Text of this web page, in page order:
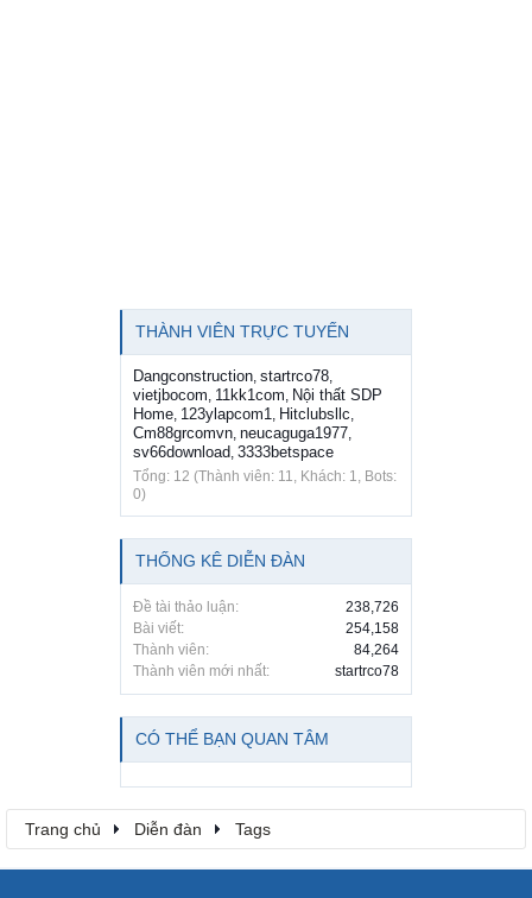
THÀNH VIÊN TRỰC TUYẾN
Dangconstruction, startrco78,
vietjbocom, 11kk1com, Nội thất SDP
Home, 123ylapcom1, Hitclubsllc,
Cm88grcomvn, neucaguga1977,
sv66download, 3333betspace
Tổng: 12 (Thành viên: 11, Khách: 1, Bots:
0)
THỐNG KÊ DIỄN ĐÀN
Đề tài thảo luận:
238,726
Bài viết:
254,158
Thành viên:
84,264
Thành viên mới nhất:
startrco78
CÓ THỂ BẠN QUAN TÂM
Trang chủ Diễn đàn Tags